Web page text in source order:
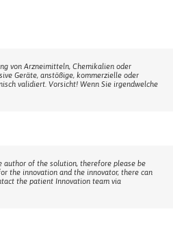
von Arzneimitteln, Chemikalien oder
Geräte, anstößige, kommerzielle oder
validiert. Vorsicht! Wenn Sie irgendwelche
author of the solution, therefore please be
the innovation and the innovator, there can
the patient Innovation team via